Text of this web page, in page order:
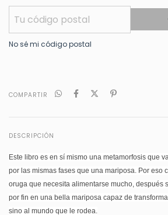
No sé mi código postal
COMPARTIR
DESCRIPCIÓN
Este libro es en sí mismo una metamorfosis que
por las mismas fases que una mariposa. Por eso
oruga que necesita alimentarse mucho, después
por fin en una bella mariposa capaz de
sino al mundo que le rodea.